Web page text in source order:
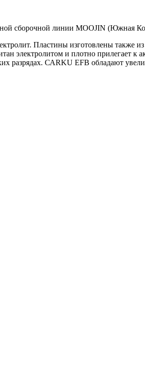
сборочной линии MOOJIN (Южная
Пластины изготовлены также
электролитом и плотно прилегает к
разрядах. САRKU EFB обладают